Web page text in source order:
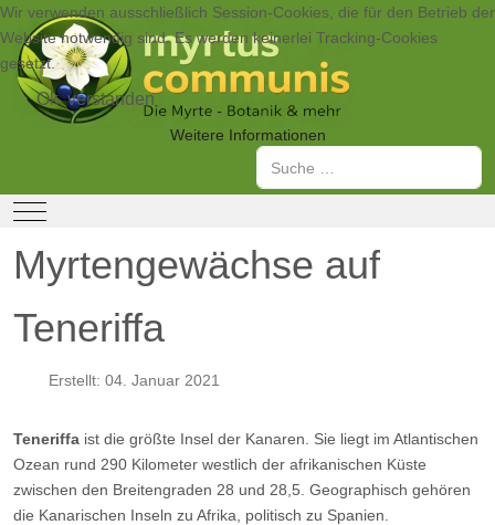
Suchen
Mobile Menu Toggle
Myrtengewächse auf
Teneriffa
Erstellt: 04. Januar 2021
Teneriffa ist die größte Insel der Kanaren. Sie liegt im Atlantischen
Ozean rund 290 Kilometer westlich der afrikanischen Küste
zwischen den Breitengraden 28 und 28,5. Geographisch gehören
die Kanarischen Inseln zu Afrika, politisch zu Spanien.
Wir verwenden ausschließlich Session-Cookies, die für den Betrieb der
Website notwendig sind. Es werden keinerlei Tracking-Cookies
gesetzt.
Ok, verstanden
Weitere Informationen